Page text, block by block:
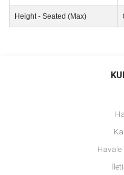
Height - Seated (Max)
Bu ürüne
Ürün resmi kalitesiz,
Ürün açıklamasında eksik
Ürün bilgilerinde hatalar
Ürün fiyatı diğer sitelerden
Havale